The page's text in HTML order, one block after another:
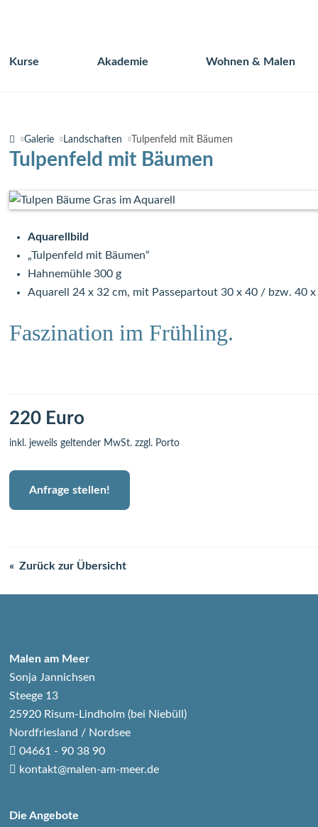
Navigation
Kurse Akademie Wohnen & Malen
Galerie Landschaften Tulpenfeld mit Bäumen
Tulpenfeld mit Bäumen
Aquarellbild
„Tulpenfeld mit Bäumen“
Hahnemühle 300 g
Aquarell 24 x 32 cm, mit Passepartout 30 x 40 / bzw. 40 x
Faszination im Frühling.
220 Euro
inkl. jeweils geltender MwSt. zzgl. Porto
Anfrage stellen!
Zurück zur Übersicht
Malen am Meer
Sonja Jannichsen
Steege 13
25920 Risum-Lindholm (bei Niebüll)
Nordfriesland / Nordsee
04661 - 90 38 90
kontakt@malen-am-meer.de
Die Angebote